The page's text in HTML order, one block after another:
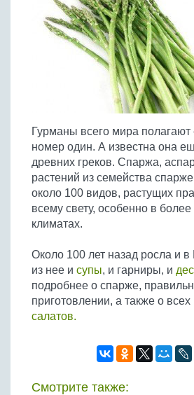
Из яиц и другие
Холодные супы
Супы-пюре
Молочные супы
Сладкие супы
Отварное мясо
Запеченное мясо
Тушеное мясо
Из мясного фарша
Из субпродуктов
Жареная рыба
Отварная и паровая
Запеченная рыба
Тушеная рыба
Из рыбного фарша
Морепродукты
Суши и роллы
Вся птица
Жареная птица
Отварная птица
Запеченная птица
Тушеная птица
Из фарша птицы
Из субпродуктов птицы
Овощи
Все овощи
Жареные овощи
Отварные овощи
Запеченные овощи
Торты и пирожные
Пироги и пирожки
Кексы и маффины
Печенье и булочки
Блины и оладьи
Пиццы
Соусы к мясу
Соусы к рыбе
Соусы к овощам
Другие соусы
Все напитки
Алкогольные напитки
Безалкогольные напитки
Заготовки
Все заготовки
Ягоды и фрукты
Овощи
Десерты
Конфеты и сладости
Десерты
Ещё...
Пельмени, вареники
Макароны
Грибы
Бобовые
Гурманы всего мира
номер один. А известна она
древних греков. Спаржа,
растений из семейства
около 100 видов, растущих
всему свету, особенно в
климатах.
Около 100 лет назад росла и в
из нее и супы, и гарниры, и
подробнее о спарже,
приготовлении, а также о всех
салатов.
Смотрите также: